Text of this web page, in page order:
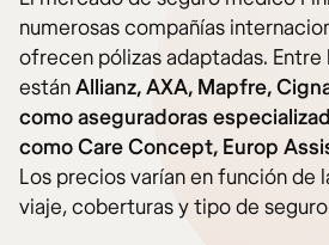
numerosas compañías
ofrecen pólizas adaptadas. Entre
estánAllianz, AXA, Mapfre,
como aseguradoras
como Care Concept, Europ
Los precios varían en función de
viaje, coberturas y tipo de